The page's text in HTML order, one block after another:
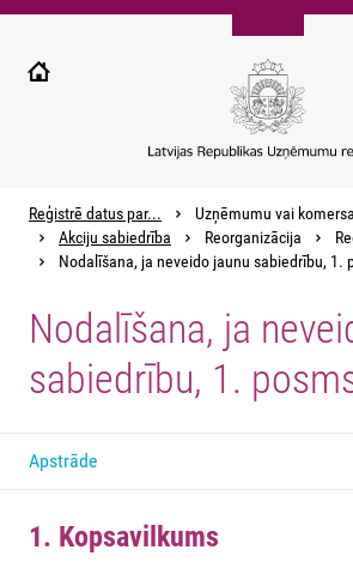
Pārlekt
galveno
Reģistrē datus par...
Uzņēmumu vai
Akciju sabiedrība
Reorganizācija
Nodalīšana, ja neveido jaunu sabiedrību, 1.
Nodalīšana, ja
sabiedrību, 1.
Apstrāde
1. Kopsavilkums